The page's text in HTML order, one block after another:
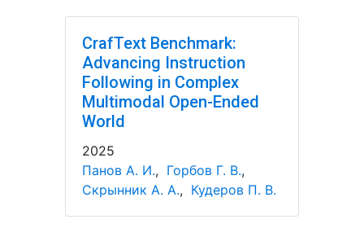
CrafText Benchmark:
Advancing Instruction
Following in Complex
Multimodal Open-Ended
World
2025
Панов А. И., Горбов Г. В.,
Скрынник А. А., Кудеров П. В.